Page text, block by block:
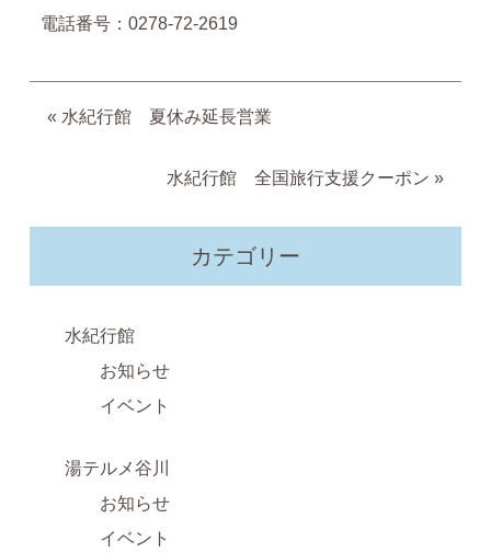
電話番号：0278-72-2619
« 水紀行館 夏休み延長営業
水紀行館 全国旅行支援クーポン »
カテゴリー
水紀行館
お知らせ
イベント
湯テルメ谷川
お知らせ
イベント